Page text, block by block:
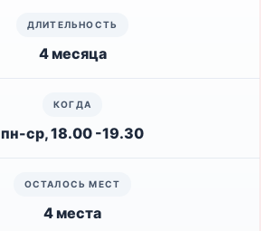
4 месяца
пн-ср, 18.00 -19.30
4 места